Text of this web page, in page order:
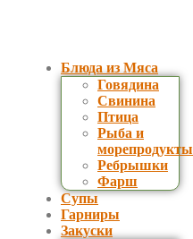
Блюда из Мяса
Говядина
Свинина
Птица
Рыба и
морепродукты
Ребрышки
Фарш
Супы
Гарниры
Закуски